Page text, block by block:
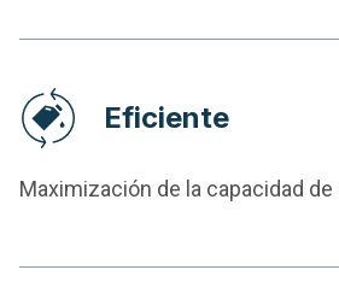
Eficiente
Maximización de la capacidad de